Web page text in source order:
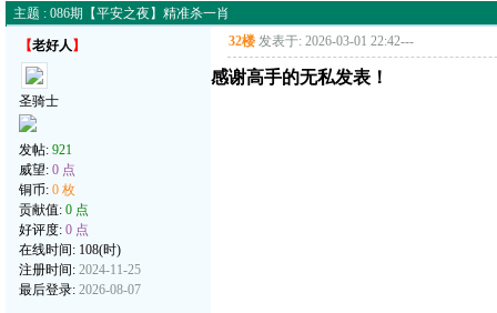
主题 : 086期【平安之夜】精准杀一肖
【老好人 】
圣骑士
发帖: 921
威望: 0 点
铜币: 0 枚
贡献值: 0 点
好评度: 0 点
在线时间: 108(时)
注册时间: 2024-11-25
最后登录: 2026-08-07
32楼 发表于: 2026-03-01 22:42---
感谢高手的无私发表！